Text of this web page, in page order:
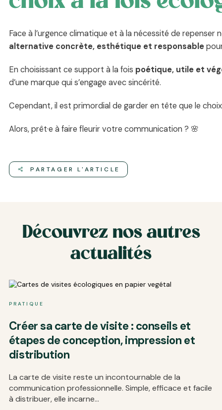
Face à l’urgence climatique et à la nécessité de
alternative concrète, esthétique et responsable
En choisissant ce support à la fois poétique, utile et
d’une marque qui s’engage avec sincérité.
Cependant, il est primordial de garder en tête que le
Alors, prêt·e à faire fleurir votre communication ? 🌸
PARTAGER L'ARTICLE
Découvrez nos autres
actualités
PRATIQUE
Créer sa carte de visite : conseils et
étapes de conception, impression et
distribution
La carte de visite reste un incontournable de la
communication professionnelle. Simple, efficace et facile
à distribuer, elle incarne...